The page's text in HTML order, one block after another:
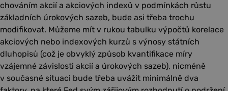
chováním akcií a akciových indexů v podmínkách růstu
základních úrokových sazeb, bude asi třeba trochu
modifikovat. Můžeme mít v rukou tabulku výpočtů korelace
akciových nebo indexových kurzů s výnosy státních
dluhopisů (což je obvyklý způsob kvantifikace míry
vzájemné závislosti akcií a úrokových sazeb), nicméně
v současné situaci bude třeba uvážit minimálně dva